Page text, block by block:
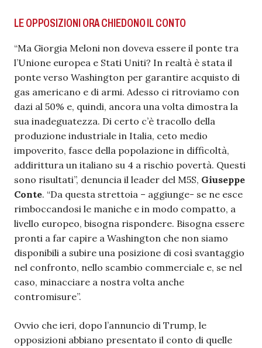
LE OPPOSIZIONI ORA CHIEDONO IL CONTO
“Ma Giorgia Meloni non doveva essere il ponte tra
l’Unione europea e Stati Uniti? In realtà è stata il
ponte verso Washington per garantire acquisto di
gas americano e di armi. Adesso ci ritroviamo con
dazi al 50% e, quindi, ancora una volta dimostra la
sua inadeguatezza. Di certo c’è tracollo della
produzione industriale in Italia, ceto medio
impoverito, fasce della popolazione in difficoltà,
addirittura un italiano su 4 a rischio povertà. Questi
sono risultati”, denuncia il leader del M5S, Giuseppe
Conte. “Da questa strettoia – aggiunge- se ne esce
rimboccandosi le maniche e in modo compatto, a
livello europeo, bisogna rispondere. Bisogna essere
pronti a far capire a Washington che non siamo
disponibili a subire una posizione di così svantaggio
nel confronto, nello scambio commerciale e, se nel
caso, minacciare a nostra volta anche
contromisure”.
Ovvio che ieri, dopo l’annuncio di Trump, le
opposizioni abbiano presentato il conto di quelle